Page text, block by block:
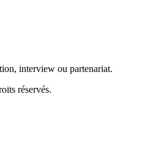
interview ou partenariat.
réservés.